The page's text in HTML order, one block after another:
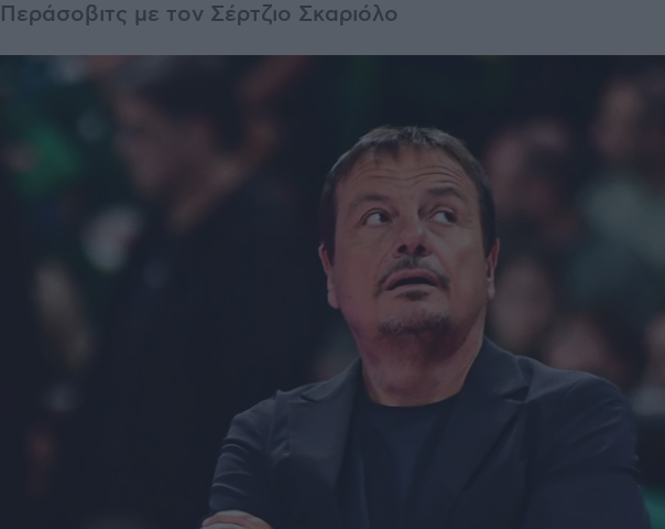
Περάσοβιτς με τον Σέρτζιο Σκαριόλο